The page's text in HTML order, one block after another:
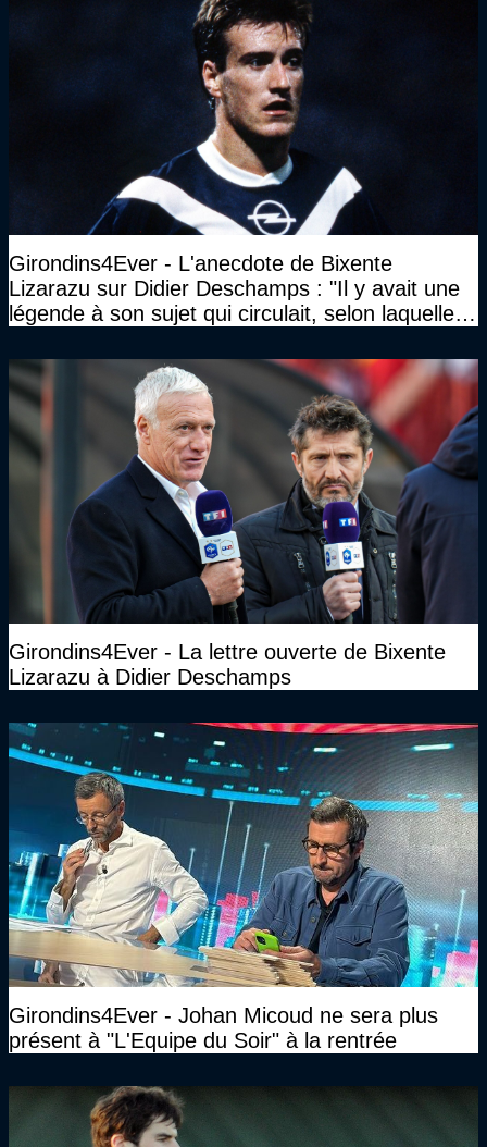
Girondins4Ever - L'anecdote de Bixente
Lizarazu sur Didier Deschamps : "Il y avait une
légende à son sujet qui circulait, selon laquelle il
Girondins4Ever - La lettre ouverte de Bixente
Lizarazu à Didier Deschamps
Girondins4Ever - Johan Micoud ne sera plus
présent à "L'Equipe du Soir" à la rentrée